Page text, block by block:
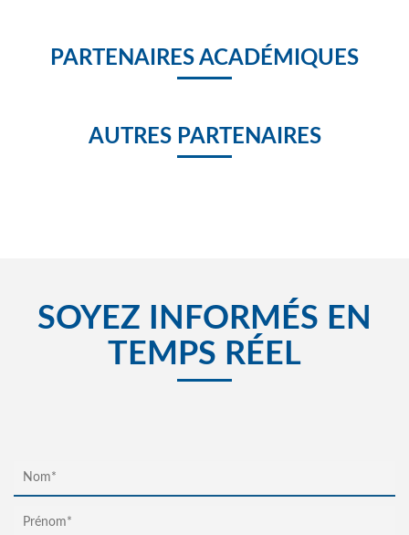
PARTENAIRES ACADÉMIQUES
AUTRES PARTENAIRES
SOYEZ INFORMÉS EN
TEMPS RÉEL